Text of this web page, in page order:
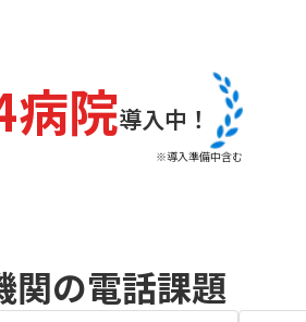
院導入中！
※導入準備中含む
関の電話課題